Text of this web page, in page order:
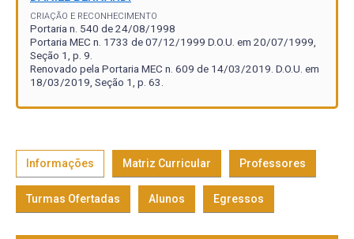
CRIAÇÃO E RECONHECIMENTO
Portaria n. 540 de 24/08/1998
Portaria MEC n. 1733 de 07/12/1999 D.O.U. em 20/07/1999,
Seção 1, p. 9.
Renovado pela Portaria MEC n. 609 de 14/03/2019. D.O.U. em
18/03/2019, Seção 1, p. 63.
Informações Matriz Curricular Professores
Turmas Ofertadas Alunos Egressos